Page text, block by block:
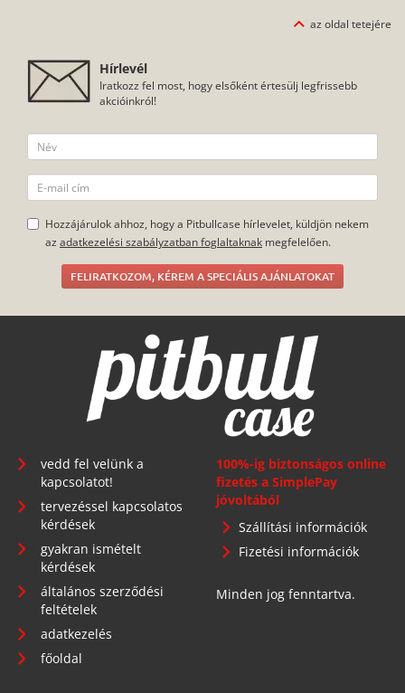
az oldal tetejére
Hírlevél
Iratkozz fel most, hogy elsőként értesülj legfrissebb
akcióinkról!
Hozzájárulok ahhoz, hogy a Pitbullcase hírlevelet, küldjön nekem
az adatkezelési szabályzatban foglaltaknak megfelelően.
FELIRATKOZOM, KÉREM A SPECIÁLIS AJÁNLATOKAT
vedd fel velünk a
kapcsolatot!
tervezéssel kapcsolatos
kérdések
gyakran ismételt
kérdések
általános szerződési
feltételek
adatkezelés
főoldal
100%-ig biztonságos online
fizetés a SimplePay
jóvoltából
Szállítási információk
Fizetési információk
Minden jog fenntartva.